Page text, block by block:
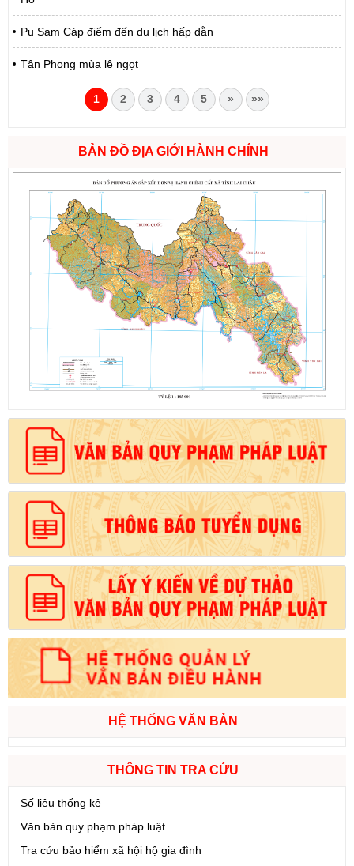
Pu Sam Cáp điểm đến du lịch hấp dẫn
Tân Phong mùa lê ngọt
1 2 3 4 5 » »»
BẢN ĐỒ ĐỊA GIỚI HÀNH CHÍNH
HỆ THỐNG VĂN BẢN
THÔNG TIN TRA CỨU
Số liệu thống kê
Văn bản quy phạm pháp luật
Tra cứu bảo hiểm xã hội hộ gia đình